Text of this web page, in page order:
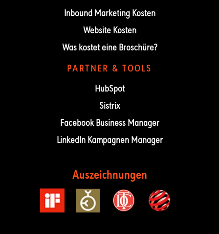
Inbound Marketing Kosten
Website Kosten
Was kostet eine Broschüre?
PARTNER & TOOLS
HubSpot
Sistrix
Facebook Business Manager
LinkedIn Kampagnen Manager
Auszeichnungen